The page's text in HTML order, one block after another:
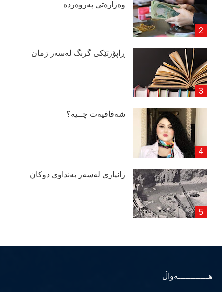
وەزارەتی پەروەردە
ڕاپۆرتێكی گرنگ لەسەر زمان
شەفافیەت چــیە؟
زانیاری لەسەر بەنداوی دوكان
هــــــــــــەواڵ